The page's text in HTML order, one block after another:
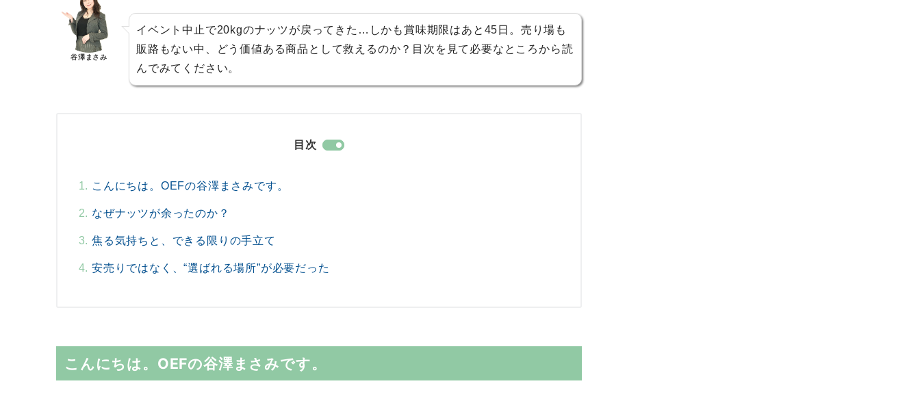
谷澤まさみ
イベント中止で20kgのナッツが戻ってきた…しかも賞味期限はあと45日。売り場も
販路もない中、どう価値ある商品として救えるのか？目次を見て必要なところから読
んでみてください。
目次
こんにちは。OEFの谷澤まさみです。
なぜナッツが余ったのか？
焦る気持ちと、できる限りの手立て
安売りではなく、“選ばれる場所”が必要だった
こんにちは。OEFの谷澤まさみです。